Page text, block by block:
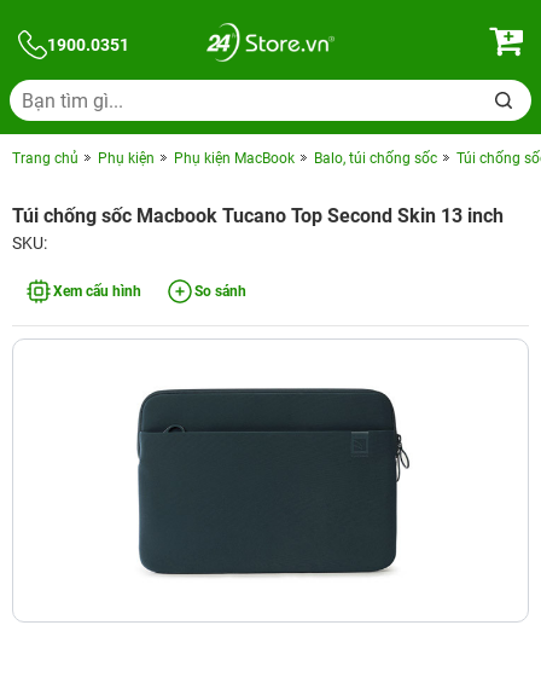
1900.0351
Trang chủ Phụ kiện Phụ kiện MacBook Balo, túi chống sốc Túi chống
Túi chống sốc Macbook Tucano Top Second Skin 13 inch
SKU:
Xem cấu hình So sánh